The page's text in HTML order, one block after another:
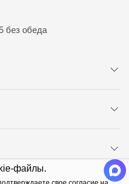
файлы.
без обеда